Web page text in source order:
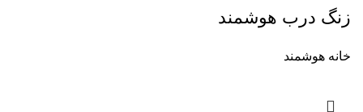
زنگ درب هوشمند
خانه هوشمند